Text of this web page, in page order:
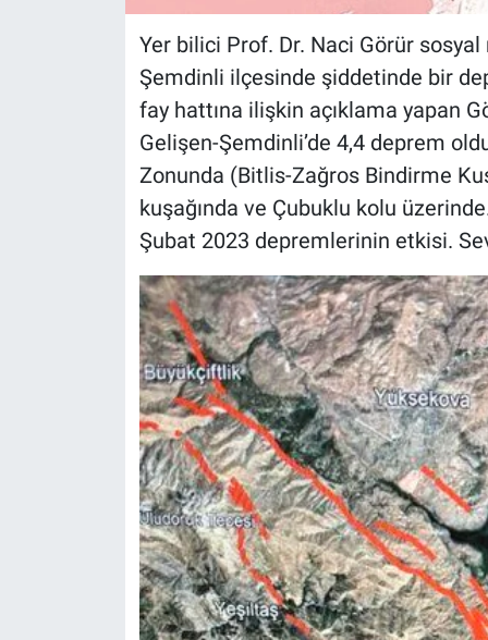
Yer bilici Prof. Dr. Naci Görür
Şemdinli ilçesinde şiddetinde bir
fay hattına ilişkin açıklama yapan
Gelişen-Şemdinli’de 4,4 deprem
Zonunda (Bitlis-Zağros Bindirme
kuşağında ve Çubuklu kolu
Şubat 2023 depremlerinin etkisi.